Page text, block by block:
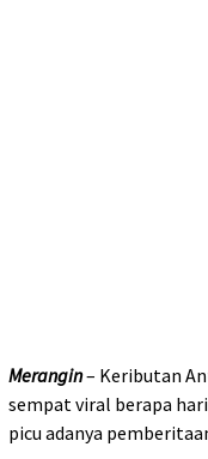
Merangin– Keributan
sempat viral berapa
picu adanya